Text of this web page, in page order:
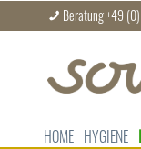
Beratung +49
HOME HYGIENE